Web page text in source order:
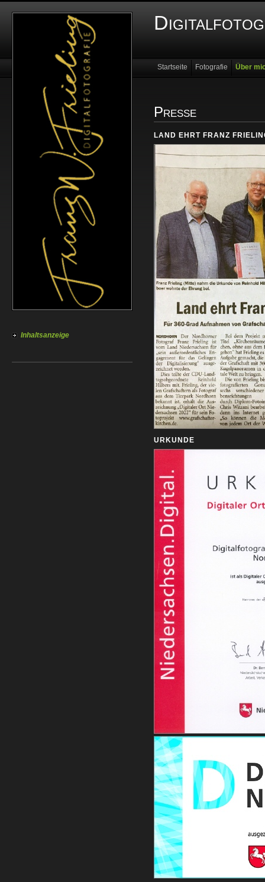
Inhaltsanzeige
Startseite Fotografie Über
Presse
LAND EHRT FRANZ
URKUNDE